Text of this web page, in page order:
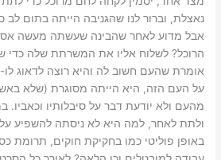
נאצלת, וברור לנו שהגניבה הייתה בתום לב
אבל מדוע לאחר שהבינה שעשתה מעשה
הרוכל? לשלוח אליו את המשרתת שלה
אומרת שהעם חשוב לה והיא רוצה לדאוג
על העם הזה, היא הייתה מסוגרת (שלא
מהעם ולא יודעת דבר על סיבלותיו
ולתת לאחר, למה היא לא ניסתה להשפיע על
באופן פוליטי כמו בחקיקת חוקים, תרומת